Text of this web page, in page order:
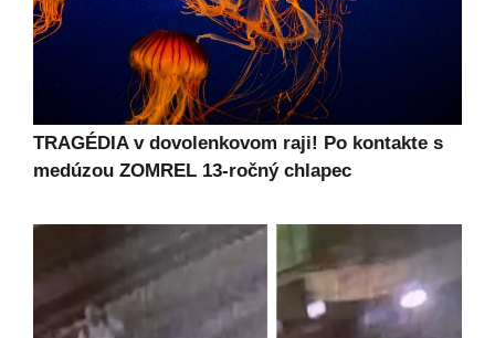
TRAGÉDIA v dovolenkovom raji! Po kontakte s
medúzou ZOMREL 13-ročný chlapec